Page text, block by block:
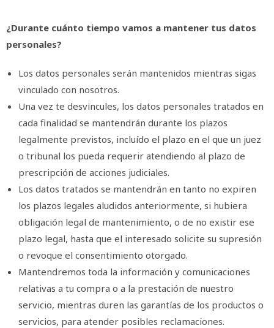
¿Durante cuánto tiempo vamos a mantener tus datos
personales?
Los datos personales serán mantenidos mientras sigas
vinculado con nosotros.
Una vez te desvincules, los datos personales tratados en
cada finalidad se mantendrán durante los plazos
legalmente previstos, incluído el plazo en el que un juez
o tribunal los pueda requerir atendiendo al plazo de
prescripción de acciones judiciales.
Los datos tratados se mantendrán en tanto no expiren
los plazos legales aludidos anteriormente, si hubiera
obligación legal de mantenimiento, o de no existir ese
plazo legal, hasta que el interesado solicite su supresión
o revoque el consentimiento otorgado.
Mantendremos toda la información y comunicaciones
relativas a tu compra o a la prestación de nuestro
servicio, mientras duren las garantías de los productos o
servicios, para atender posibles reclamaciones.